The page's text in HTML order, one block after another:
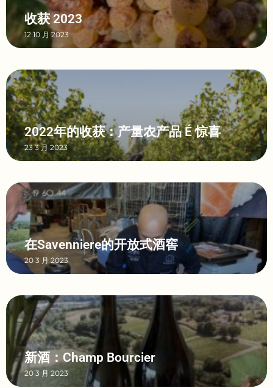
收获 2023
12 10 月 2023
2022年的收获：产量农产品 É 惊喜
23 3 月 2023
在Savenniere的开放式酒窖
20 3 月 2023
新酒：Champ Bourcier
20 3 月 2023